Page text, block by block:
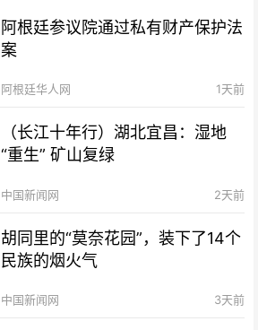
阿根廷参议院通过私有财产保护法
案
阿根廷华人网 1天前
（长江十年行）湖北宜昌：湿地
“重生” 矿山复绿
中国新闻网 2天前
胡同里的“莫奈花园”，装下了14个
民族的烟火气
中国新闻网 3天前